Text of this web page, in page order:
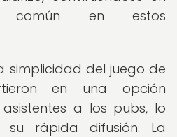
común en estos
simplicidad del juego de
en una opción
a los pubs, lo
rápida difusión. La